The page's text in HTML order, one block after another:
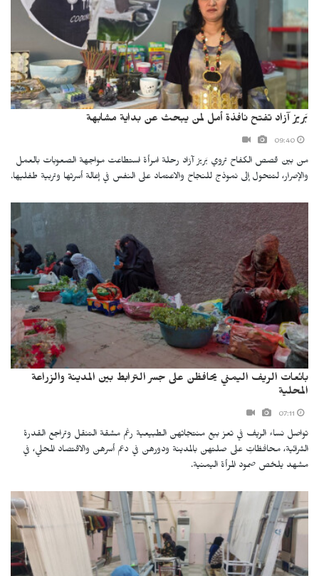
بَريز آزاد تفتح نافذة أمل لمن يبحث عن بداية مشابهة
من بين قصص الكفاح تروي بَريز آزاد رحلة امرأة استطاعت مواجهة الصعوبات بالعمل
والإصرار، لتتحول إلى نموذج للنجاح والاعتماد على النفس في إعالة أسرتها وتربية طفليها.
بائعات الريف اليمني يحافظن على جسر الترابط بين المدينة والزراعة
المحلية
تواصل نساء الريف في تعز بيع منتجاتهن الطبيعية رغم مشقة التنقل وتراجع القدرة
الشرائية، محافظاتٍ على صلتهن بالمدينة ودورهن في دعم أسرهن والاقتصاد المحلي، في
مشهد يلخص صمود المرأة اليمنية.